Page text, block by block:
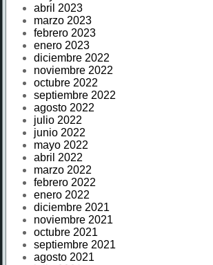
abril 2023
marzo 2023
febrero 2023
enero 2023
diciembre 2022
noviembre 2022
octubre 2022
septiembre 2022
agosto 2022
julio 2022
junio 2022
mayo 2022
abril 2022
marzo 2022
febrero 2022
enero 2022
diciembre 2021
noviembre 2021
octubre 2021
septiembre 2021
agosto 2021